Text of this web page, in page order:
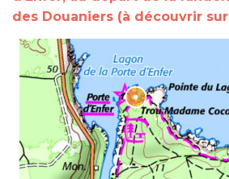
des Douaniers (à découvrir